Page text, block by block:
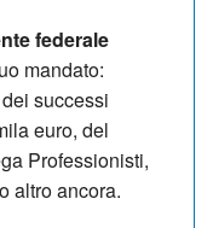
federale
mandato:
successi
euro, del
Professionisti,
altro ancora.